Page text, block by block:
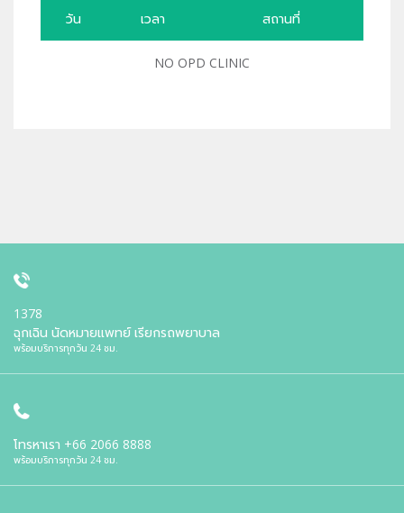
วัน เวลา สถานที่
NO OPD CLINIC
1378
ฉุกเฉิน นัดหมายแพทย์ เรียกรถพยาบาล
พร้อมบริการทุกวัน 24 ชม.
โทรหาเรา +66 2066 8888
พร้อมบริการทุกวัน 24 ชม.